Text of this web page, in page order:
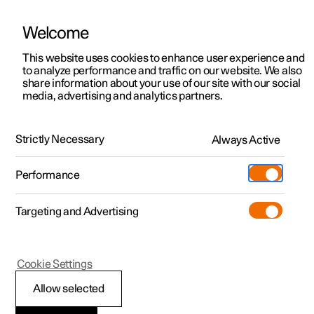
Polestar 2
Polestar 3
Polestar 4
Pre-owned
Shop
Mere
Udforsk Polestar 2
Kampagner
Nye lagerbiler
Prøvetur
Nye lagerbiler
Udforsk Polestar 4
Kampagner
Nye lagerbiler
Pre-owned-programmet
Pre-owned Polestar 2
Kampagner til privatkunder
Tilbud til erhvervskunder
Nye lagerbiler
Byg din bil
Pre-owned
Prøvetur
Extras tilbehør
(Åbner i et nyt vindue)
Experiences
Firmabil
Find os
Servicelokationer
Ejerskab
Opladning
Om Polestar
Bæredygtighed
HåndbogVideogalleriSoftwareopdateringer
Kamera- og radarenhed
Polestar 2
Kameraenhed
Welcome
This website uses cookies to enhance user experience and
to analyze performance and traffic on our website. We also
share information about your use of our site with our social
media, advertising and analytics partners.
Strictly Necessary Always Active
Performance
Targeting and Advertising
Allow selected
Cookie Settings